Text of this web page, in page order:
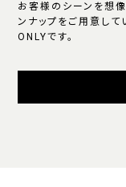
お客様のシーンを想
ンナップをご用意して
ONLYです。